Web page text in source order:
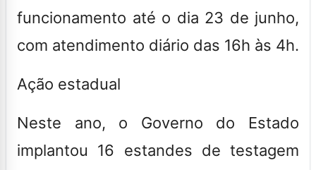
funcionamento até o dia 23 de junho,
com atendimento diário das 16h às 4h.
Ação estadual
Neste ano, o Governo do Estado
implantou 16 estandes de testagem